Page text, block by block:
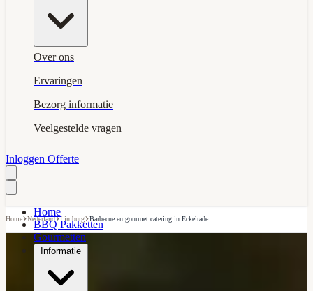
Over ons
Ervaringen
Bezorg informatie
Veelgestelde vragen
Inloggen Offerte
Home
BBQ Pakketten
Gourmetten
Informatie
Home›Nederland›Limburg›Barbecue en gourmet catering in Eckelrade